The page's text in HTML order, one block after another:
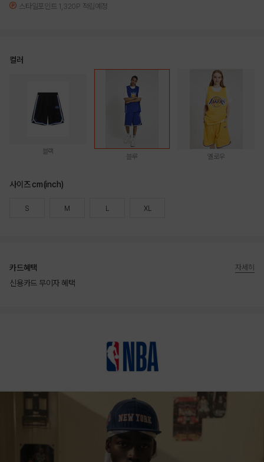
스타일포인트 1,320P 적립예정
컬러
블랙
블루 옐로우
사이즈 cm(inch)
S M L XL
카드혜택
신용카드 무이자 혜택
자세히